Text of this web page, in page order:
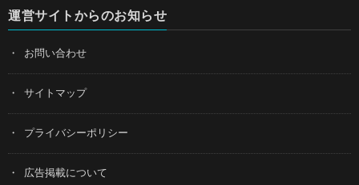
運営サイトからのお知らせ
お問い合わせ
サイトマップ
プライバシーポリシー
広告掲載について